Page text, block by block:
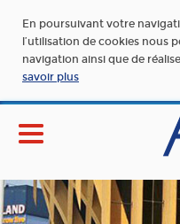
En poursuivant votre
l’utilisation de cookies nous
navigation ainsi que de
savoir plus